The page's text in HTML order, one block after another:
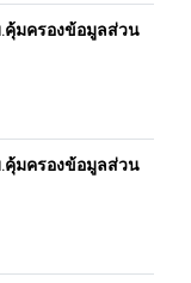
คุ้มครองข้อมูลส่วน
คุ้มครองข้อมูลส่วน